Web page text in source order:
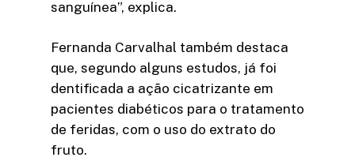
sanguínea”, explica.
Fernanda Carvalhal também destaca
que, segundo alguns estudos, já foi
dentificada a ação cicatrizante em
pacientes diabéticos para o tratamento
de feridas, com o uso do extrato do
fruto.